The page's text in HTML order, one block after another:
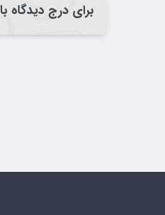
برای درج دیدگاه